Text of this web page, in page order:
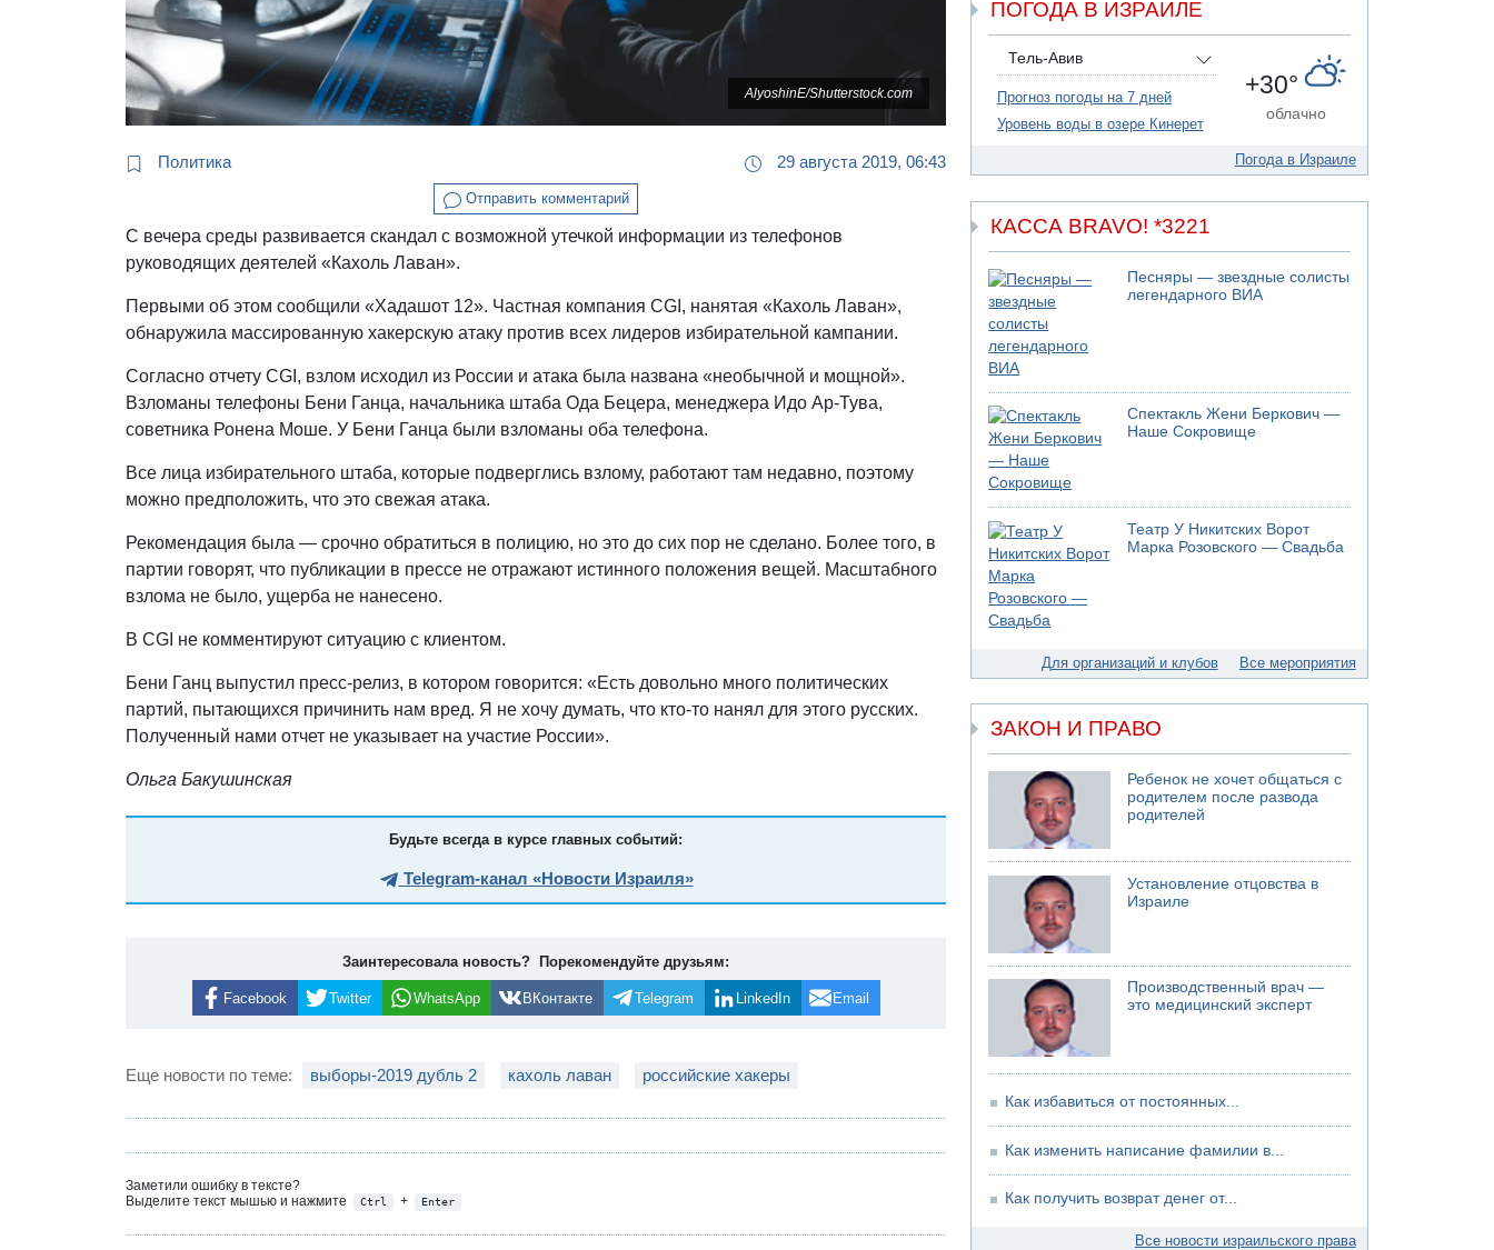
AlyoshinE/Shutterstock.com
Политика 29 августа 2019, 06:43
Отправить комментарий
С вечера среды развивается скандал с возможной утечкой информации из телефонов
руководящих деятелей «Кахоль Лаван».
Первыми об этом сообщили «Хадашот 12». Частная компания CGI, нанятая «Кахоль Лаван»,
обнаружила массированную хакерскую атаку против всех лидеров избирательной кампании.
Согласно отчету CGI, взлом исходил из России и атака была названа «необычной и мощной».
Взломаны телефоны Бени Ганца, начальника штаба Ода Бецера, менеджера Идо Ар-Тува,
советника Ронена Моше. У Бени Ганца были взломаны оба телефона.
Все лица избирательного штаба, которые подверглись взлому, работают там недавно, поэтому
можно предположить, что это свежая атака.
Рекомендация была — срочно обратиться в полицию, но это до сих пор не сделано. Более того, в
партии говорят, что публикации в прессе не отражают истинного положения вещей. Масштабного
взлома не было, ущерба не нанесено.
В CGI не комментируют ситуацию с клиентом.
Бени Ганц выпустил пресс-релиз, в котором говорится: «Есть довольно много политических
партий, пытающихся причинить нам вред. Я не хочу думать, что кто-то нанял для этого русских.
Полученный нами отчет не указывает на участие России».
Ольга Бакушинская
Будьте всегда в курсе главных событий:
Telegram-канал «Новости Израиля»
Заинтересовала новость? Порекомендуйте друзьям:
Facebook Twitter WhatsApp ВКонтакте Telegram LinkedIn Email
Еще новости по теме: выборы-2019 дубль 2 кахоль лаван российские хакеры
Заметили ошибку в тексте?
Выделите текст мышью и нажмите
Ctrl + Enter
06.08.2026 12:06
США не будут давить на Израиль в вопросе
06.08.2026 11:41
Трое подростков ограбили сексшоп в Холоне
06.08.2026 08:11
Украинская атака на российский НПЗ
Израиль провел испытания системы
противоракетной обороны "Хец"
МАДА призывает израильтян срочно сдавать
кровь
Бывший посол Израиля в ООН Гилад Эрдан
объявит в четверг о создании новой
политической партии
На севере Израиля на берег выбросило тело
05.08.2026 13:32
В России горят новые склады
05.08.2026 10:19
Хуситы сообщают об атаке по Саудовскому
танкеру
Левые активисты пытались ворваться в офис
"Религиозного сионизма"
ПОГОДА В ИЗРАИЛЕ
Тель-Авив
Прогноз погоды на 7 дней
Уровень воды в озере Кинерет
+30°
облачно
Погода в Израиле
КАССА BRAVO! *3221
Песняры — звездные солисты
легендарного ВИА
Спектакль Жени Беркович —
Наше Сокровище
Театр У Никитских Ворот
Марка Розовского — Свадьба
Для организаций и клубов Все мероприятия
ЗАКОН И ПРАВО
Ребенок не хочет общаться с
родителем после развода
родителей
Установление отцовства в
Израиле
Производственный врач —
это медицинский эксперт
Как избавиться от постоянных...
Как изменить написание фамилии в...
Как получить возврат денег от...
Все новости израильского права